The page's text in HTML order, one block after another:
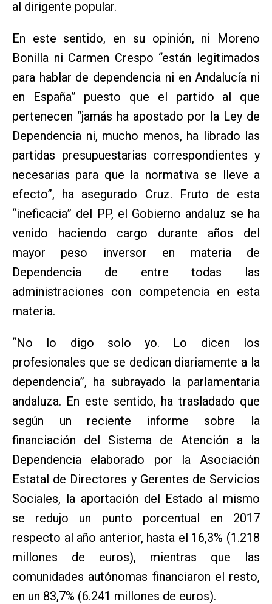
al dirigente popular.
En este sentido, en su opinión, ni Moreno
Bonilla ni Carmen Crespo “están legitimados
para hablar de dependencia ni en Andalucía ni
en España” puesto que el partido al que
pertenecen “jamás ha apostado por la Ley de
Dependencia ni, mucho menos, ha librado las
partidas presupuestarias correspondientes y
necesarias para que la normativa se lleve a
efecto”, ha asegurado Cruz. Fruto de esta
“ineficacia” del PP, el Gobierno andaluz se ha
venido haciendo cargo durante años del
mayor peso inversor en materia de
Dependencia de entre todas las
administraciones con competencia en esta
materia.
“No lo digo solo yo. Lo dicen los
profesionales que se dedican diariamente a la
dependencia”, ha subrayado la parlamentaria
andaluza. En este sentido, ha trasladado que
según un reciente informe sobre la
financiación del Sistema de Atención a la
Dependencia elaborado por la Asociación
Estatal de Directores y Gerentes de Servicios
Sociales, la aportación del Estado al mismo
se redujo un punto porcentual en 2017
respecto al año anterior, hasta el 16,3% (1.218
millones de euros), mientras que las
comunidades autónomas financiaron el resto,
en un 83,7% (6.241 millones de euros).